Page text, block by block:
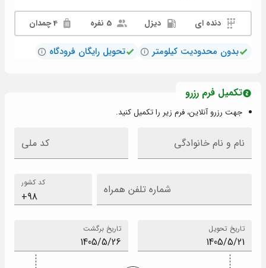
دنده ای دیزل
بدون محدودیت کیلومتر تحویل رایگان فرودگاه
تکمیل فرم رزرو
جهت رزرو آنلاین، فرم زیر را تکمیل کنید.
نام و نام خانوادگی کد ملی
کد کشور شماره تلفن همراه
تاریخ تحویل تاریخ برگشت